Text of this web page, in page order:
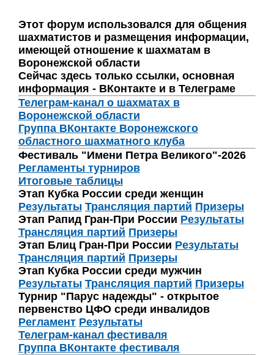
Этот форум использовался для общения
шахматистов и размещения информации,
имеющей отношение к шахматам в
Воронежской области
Сейчас здесь только ссылки, основная
информация - ВКонтакте и в Телеграме
Телеграм-канал о шахматах в
Воронежской области
Группа ВКонтакте Воронежского
областного шахматного клуба
Фестиваль "Имени Петра Великого"-2026
Регламенты турниров
Итоговые таблицы
Этап Кубка России среди женщин
Результаты Трансляция партий Призеры
Этап Рапид Гран-При России Результаты
Трансляция партий Призеры
Этап Блиц Гран-При России Результаты
Трансляция партий Призеры
Этап Кубка России среди мужчин
Результаты Трансляция партий Призеры
Турнир "Парус надежды" - открытое
первенство ЦФО среди инвалидов
Регламент Результаты
Телеграм-канал фестиваля
Группа ВКонтакте фестиваля